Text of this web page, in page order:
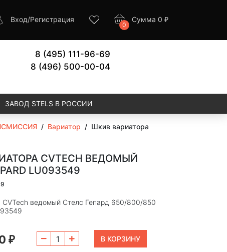
Вход/Регистрация
0
Сумма 0 ₽
8 (495) 111-96-69
8 (496) 500-00-04
ЗАВОД STELS В РОССИИ
/ Вариатор / Шкив вариатора
CVTECH ВЕДОМЫЙ
LU093549
CVTech ведомый Стелс Гепард 650/800/850
₽